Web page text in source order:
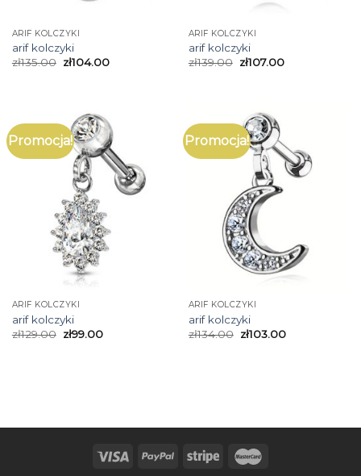
ARIF KOLCZYKI
arif kolczyki
zł135.00 zł104.00
ARIF KOLCZYKI
arif kolczyki
zł139.00 zł107.00
Promocja!
ARIF KOLCZYKI
arif kolczyki
zł129.00 zł99.00
Promocja!
ARIF KOLCZYKI
arif kolczyki
zł134.00 zł103.00